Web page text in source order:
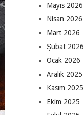
Mayıs 2026
Nisan 2026
Mart 2026
Şubat 2026
Ocak 2026
Aralık 2025
Kasım 2025
Ekim 2025